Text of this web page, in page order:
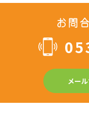
お問
メー